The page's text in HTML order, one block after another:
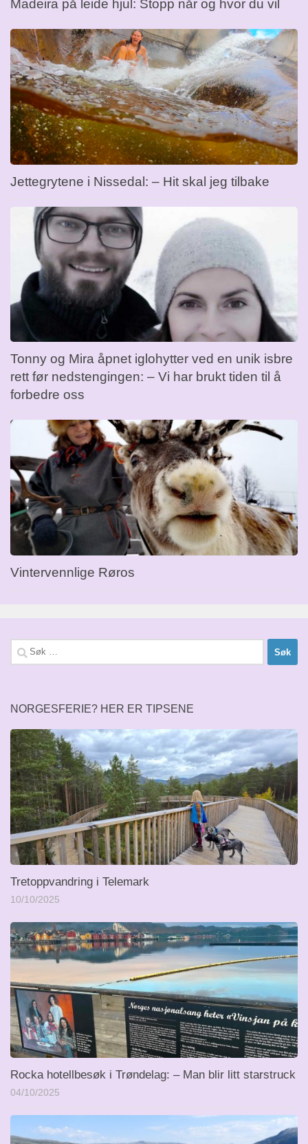
Madeira på leide hjul: Stopp når og hvor du vil
Jettegrytene i Nissedal: – Hit skal jeg tilbake
Tonny og Mira åpnet iglohytter ved en unik isbre
rett før nedstengingen: – Vi har brukt tiden til å
forbedre oss
Vintervennlige Røros
Søk
etter:
NORGESFERIE? HER ER TIPSENE
Tretoppvandring i Telemark
10/10/2025
Rocka hotellbesøk i Trøndelag: – Man blir litt starstruck
04/10/2025